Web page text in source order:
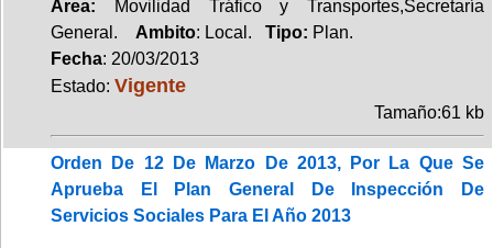
Area: Movilidad Tráfico y Transportes,Secretaría
General. Ambito: Local. Tipo: Plan.
Fecha: 20/03/2013
Estado: Vigente
Tamaño:61 kb
Orden De 12 De Marzo De 2013, Por La Que Se
Aprueba El Plan General De Inspección De
Servicios Sociales Para El Año 2013